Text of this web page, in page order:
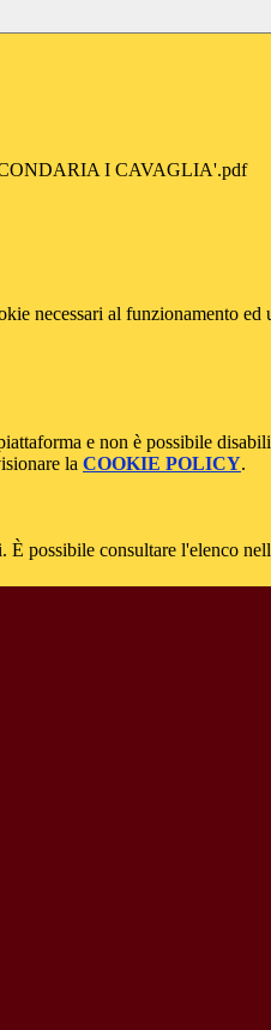
I CAVAGLIA'.pdf
necessari al funzionamento
e non è possibile
la COOKIE POLICY.
possibile consultare l'elenco